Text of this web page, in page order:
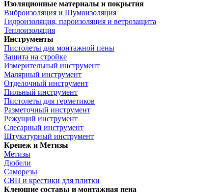
Изоляционные материалы и покрытия
Виброизоляция и Шумоизоляция
Гидроизоляция, пароизоляция и ветрозащита
Теплоизоляция
Инструменты
Пистолеты для монтажной пены
Защита на стройке
Измерительный инструмент
Малярный инструмент
Отделочный инструмент
Пильный инструмент
Пистолеты для герметиков
Разметочный инструмент
Режущий инструмент
Слесарный инструмент
Штукатурный инструмент
Крепеж и Метизы
Метизы
Дюбели
Саморезы
СВП и крестики для плитки
Клеющие составы и монтажная пена